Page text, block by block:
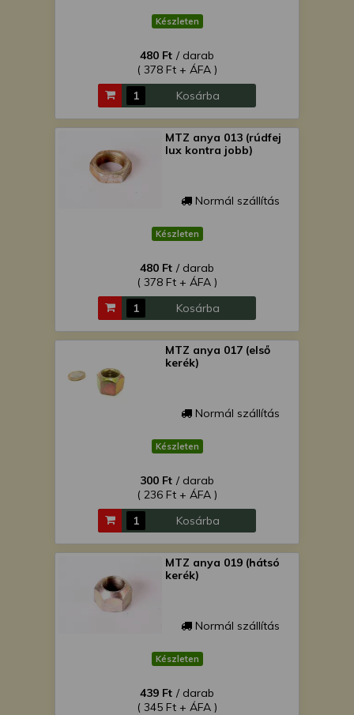
Készleten
480 Ft / darab
( 378 Ft + ÁFA )
Kosárba
MTZ anya 013 (rúdfej
lux kontra jobb)
Normál szállítás
Készleten
480 Ft / darab
( 378 Ft + ÁFA )
Kosárba
MTZ anya 017 (első
kerék)
Normál szállítás
Készleten
300 Ft / darab
( 236 Ft + ÁFA )
Kosárba
MTZ anya 019 (hátsó
kerék)
Normál szállítás
Készleten
439 Ft / darab
( 345 Ft + ÁFA )